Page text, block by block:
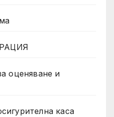
оценяване и
каса